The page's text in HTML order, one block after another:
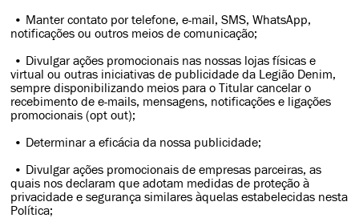
• Manter contato por telefone, e-mail, SMS, WhatsApp,
notificações ou outros meios de comunicação;
• Divulgar ações promocionais nas nossas lojas físicas e
virtual ou outras iniciativas de publicidade da Legião Denim,
sempre disponibilizando meios para o Titular cancelar o
recebimento de e-mails, mensagens, notificações e ligações
promocionais (opt out);
• Determinar a eficácia da nossa publicidade;
• Divulgar ações promocionais de empresas parceiras, as
quais nos declaram que adotam medidas de proteção à
privacidade e segurança similares àquelas estabelecidas nesta
Política;